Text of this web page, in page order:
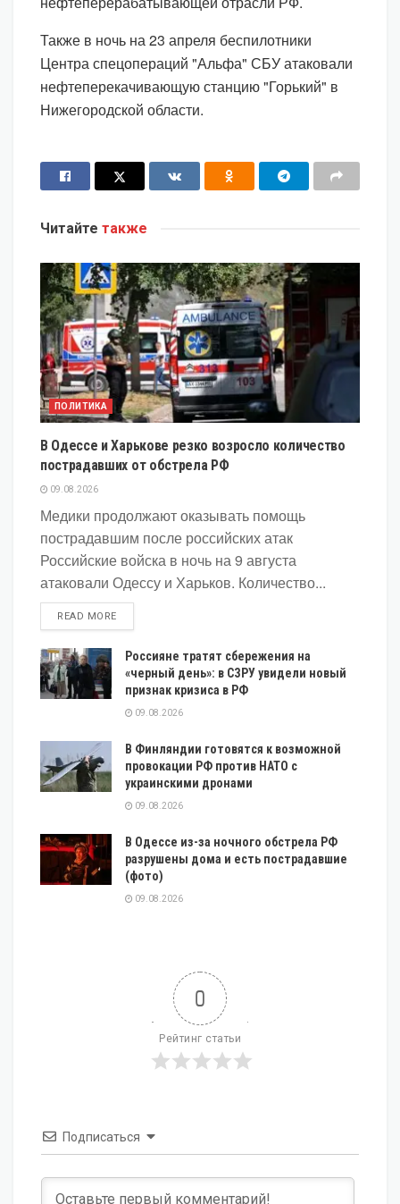
Также в ночь на 23 апреля беспилотники
Центра спецопераций "Альфа" СБУ атаковали
нефтеперекачивающую станцию "Горький" в
Нижегородской области.
Читайте также
ПОЛИТИКА
В Одессе и Харькове резко возросло количество
пострадавших от обстрела РФ
09.08.2026
Медики продолжают оказывать помощь
пострадавшим после российских атак
Российские войска в ночь на 9 августа
атаковали Одессу и Харьков. Количество...
READ MOREDETAILS
Россияне тратят сбережения на
«черный день»: в СЗРУ увидели новый
признак кризиса в РФ
09.08.2026
В Финляндии готовятся к возможной
провокации РФ против НАТО с
украинскими дронами
09.08.2026
В Одессе из-за ночного обстрела РФ
разрушены дома и есть пострадавшие
(фото)
09.08.2026
0
Рейтинг статьи
Подписаться